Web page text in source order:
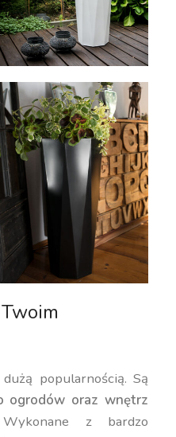
popularnością. Są
ogrodów oraz wnętrz
z bardzo